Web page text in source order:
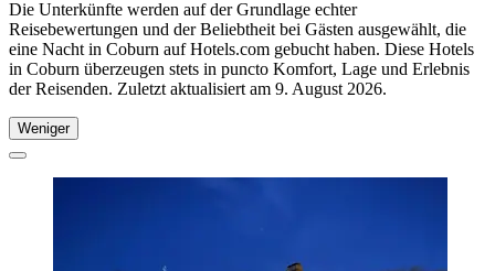
Die Unterkünfte werden auf der Grundlage echter
Reisebewertungen und der Beliebtheit bei Gästen ausgewählt, die
eine Nacht in Coburn auf Hotels.com gebucht haben. Diese Hotels
in Coburn überzeugen stets in puncto Komfort, Lage und Erlebnis
der Reisenden. Zuletzt aktualisiert am 9. August 2026.
Weniger